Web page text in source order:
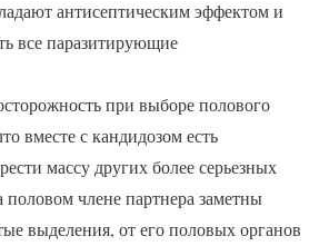
антисептическим эффектом и
все паразитирующие
при выборе полового
вместе с кандидозом есть
массу других более серьезных
члене партнера заметны
выделения, от его половых органов